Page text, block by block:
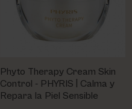
Phyto Therapy Cream Skin
Control - PHYRIS | Calma y
Repara la Piel Sensible